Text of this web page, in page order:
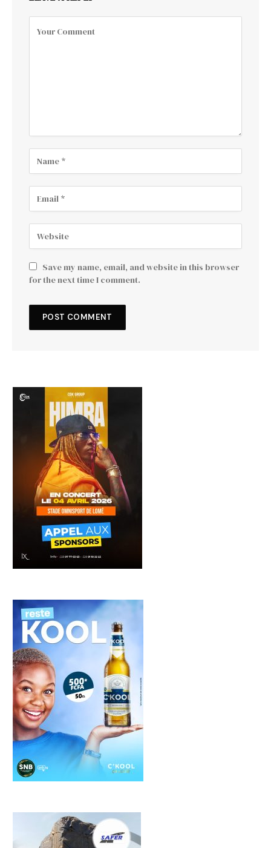
Save my name, email, and website in this browser
for the next time I comment.